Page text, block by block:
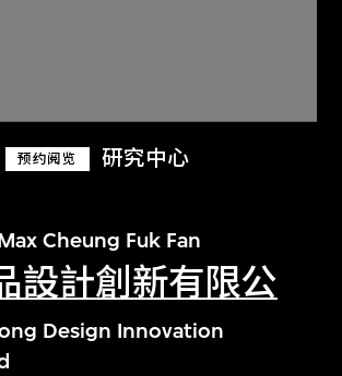
预约阅览 研究中心
Cheung Fuk Fan
設計創新有限公
Design Innovation
品
级的二十及二十一世纪视觉